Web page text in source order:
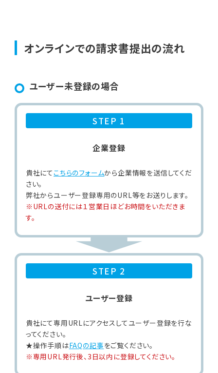
オンラインでの請求書提出の流れ
ユーザー未登録の場合
STEP 1
企業登録
貴社にて こちらのフォームから企業情報を送信してくだ
さい。
弊社からユーザー登録専用のURL等をお送りします。
※URLの送付には１営業日ほどお時間をいただきま
す。
STEP 2
ユーザー登録
貴社にて専用URLにアクセスしてユーザー登録を行な
ってください。
★操作手順はFAQの記事をご覧ください。
※専用URL発行後、3日以内に登録してください。